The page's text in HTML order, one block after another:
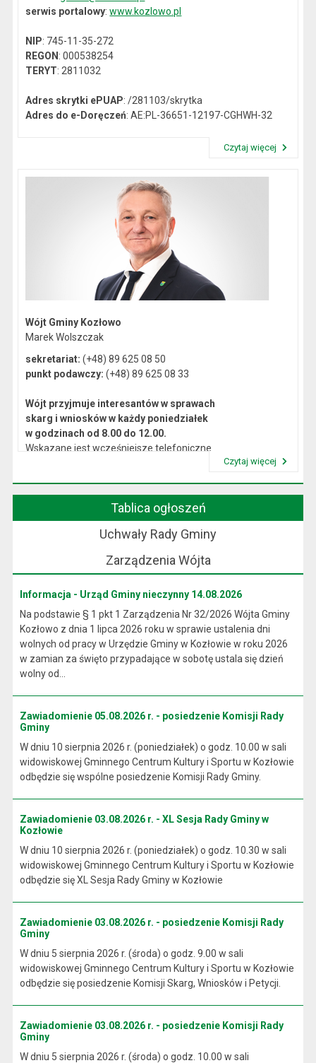
serwis portalowy:www.kozlowo.pl
NIP: 745-11-35-272
REGON: 000538254
TERYT: 2811032
Adres skrytki ePUAP: /281103/skrytka
Adres do e-Doręczeń: AE:PL-36651-12197-CGHWH-32
Czytaj więcej
Wójt Gminy Kozłowo
Marek Wolszczak
sekretariat: (+48) 89 625 08 50
punkt podawczy: (+48) 89 625 08 33
Wójt przyjmuje interesantów w sprawach
skarg i wniosków w każdy poniedziałek
w godzinach od 8.00 do 12.00.
Wskazane jest wcześniejsze telefoniczne
Czytaj więcej
Tablica ogłoszeń
Uchwały Rady Gminy
Zarządzenia Wójta
Informacja - Urząd Gminy nieczynny 14.08.2026
Na podstawie § 1 pkt 1 Zarządzenia Nr 32/2026 Wójta Gminy
Kozłowo z dnia 1 lipca 2026 roku w sprawie ustalenia dni
wolnych od pracy w Urzędzie Gminy w Kozłowie w roku 2026
w zamian za święto przypadające w sobotę ustala się dzień
wolny od...
Zawiadomienie 05.08.2026 r. - posiedzenie Komisji Rady
Gminy
W dniu 10 sierpnia 2026 r. (poniedziałek) o godz. 10.00 w sali
widowiskowej Gminnego Centrum Kultury i Sportu w Kozłowie
odbędzie się wspólne posiedzenie Komisji Rady Gminy.
Zawiadomienie 03.08.2026 r. - XL Sesja Rady Gminy w
Kozłowie
W dniu 10 sierpnia 2026 r. (poniedziałek) o godz. 10.30 w sali
widowiskowej Gminnego Centrum Kultury i Sportu w Kozłowie
odbędzie się XL Sesja Rady Gminy w Kozłowie
Zawiadomienie 03.08.2026 r. - posiedzenie Komisji Rady
Gminy
W dniu 5 sierpnia 2026 r. (środa) o godz. 9.00 w sali
widowiskowej Gminnego Centrum Kultury i Sportu w Kozłowie
odbędzie się posiedzenie Komisji Skarg, Wniosków i Petycji.
Zawiadomienie 03.08.2026 r. - posiedzenie Komisji Rady
Gminy
W dniu 5 sierpnia 2026 r. (środa) o godz. 10.00 w sali